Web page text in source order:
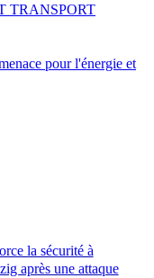
pour l'énergie et
TRANSPORT
la sécurité à
après une attaque